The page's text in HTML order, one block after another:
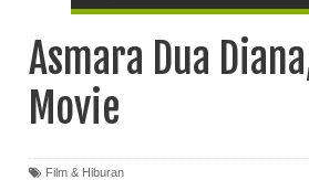
Asmara Dua Diana,
Movie
Film & Hiburan